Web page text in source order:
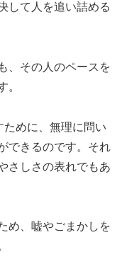
して人を追い詰める
、その人のペースを
。
ために、無理に問い
できるのです。それ
さしさの表れでもあ
め、嘘やごまかしを